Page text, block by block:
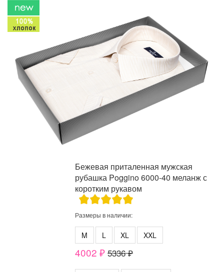
Бежевая приталенная мужская
рубашка Poggino 6000-40 меланж с
коротким рукавом
Размеры в наличии:
M L XL XXL
4002 ₽ 5336 ₽